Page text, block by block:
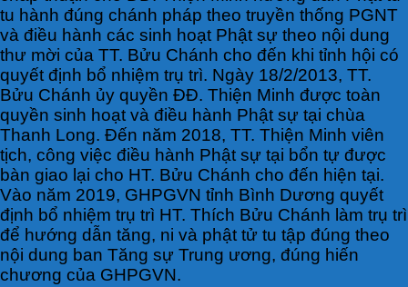
tu hành đúng chánh pháp theo truyền thống PGNT
và điều hành các sinh hoạt Phật sự theo nội dung
thư mời của TT. Bửu Chánh cho đến khi tỉnh hội có
quyết định bổ nhiệm trụ trì. Ngày 18/2/2013, TT.
Bửu Chánh ủy quyền ĐĐ. Thiện Minh được toàn
quyền sinh hoạt và điều hành Phật sự tại chùa
Thanh Long. Đến năm 2018, TT. Thiện Minh viên
tịch, công việc điều hành Phật sự tại bổn tự được
bàn giao lại cho HT. Bửu Chánh cho đến hiện tại.
Vào năm 2019, GHPGVN tỉnh Bình Dương quyết
định bổ nhiệm trụ trì HT. Thích Bửu Chánh làm trụ trì
để hướng dẫn tăng, ni và phật tử tu tập đúng theo
nội dung ban Tăng sự Trung ương, đúng hiến
chương của GHPGVN.